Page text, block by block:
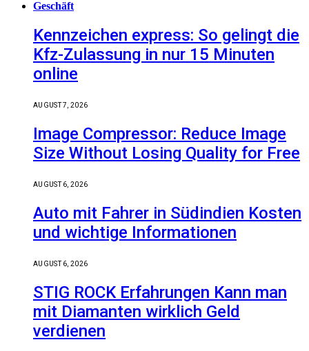
Geschäft
Kennzeichen express: So gelingt die
Kfz-Zulassung in nur 15 Minuten
online
AUGUST 7, 2026
Image Compressor: Reduce Image
Size Without Losing Quality for Free
AUGUST 6, 2026
Auto mit Fahrer in Südindien Kosten
und wichtige Informationen
AUGUST 6, 2026
STIG ROCK Erfahrungen Kann man
mit Diamanten wirklich Geld
verdienen